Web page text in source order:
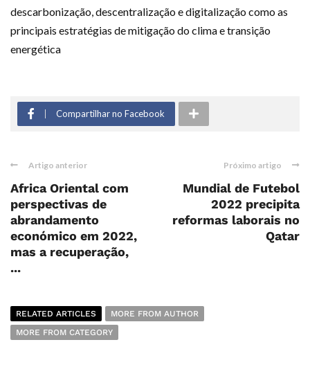
descarbonização, descentralização e digitalização como as
principais estratégias de mitigação do clima e transição
energética
Compartilhar no Facebook
Artigo anterior
Africa Oriental com
perspectivas de
abrandamento
económico em 2022,
mas a recuperação,
...
Próximo artigo
Mundial de Futebol
2022 precipita
reformas laborais no
Qatar
RELATED ARTICLES
MORE FROM AUTHOR
MORE FROM CATEGORY